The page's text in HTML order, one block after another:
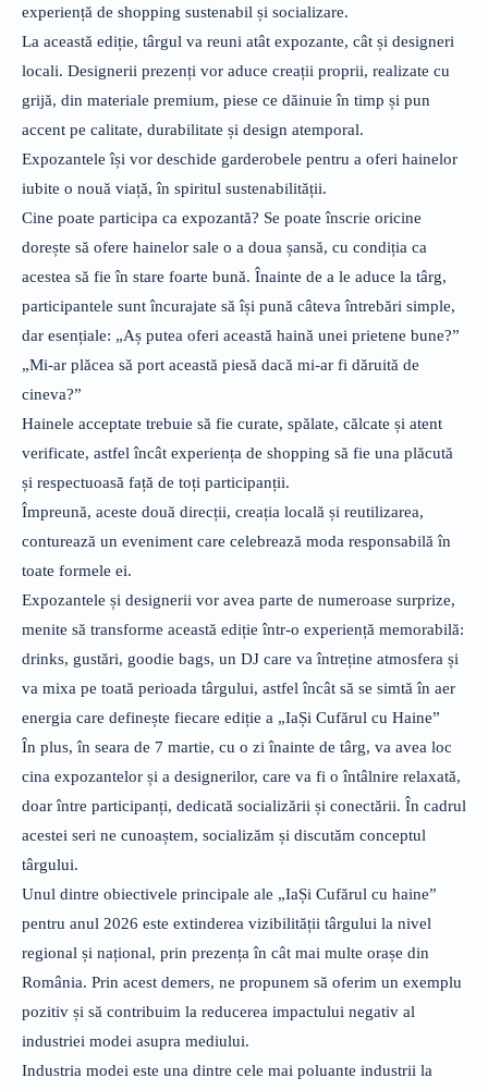
experiență de shopping sustenabil și socializare.
La această ediție, târgul va reuni atât expozante, cât și designeri
locali. Designerii prezenți vor aduce creații proprii, realizate cu
grijă, din materiale premium, piese ce dăinuie în timp și pun
accent pe calitate, durabilitate și design atemporal.
Expozantele își vor deschide garderobele pentru a oferi hainelor
iubite o nouă viață, în spiritul sustenabilității.
Cine poate participa ca expozantă? Se poate înscrie oricine
dorește să ofere hainelor sale o a doua șansă, cu condiția ca
acestea să fie în stare foarte bună. Înainte de a le aduce la târg,
participantele sunt încurajate să își pună câteva întrebări simple,
dar esențiale: „Aș putea oferi această haină unei prietene bune?”
„Mi-ar plăcea să port această piesă dacă mi-ar fi dăruită de
cineva?”
Hainele acceptate trebuie să fie curate, spălate, călcate și atent
verificate, astfel încât experiența de shopping să fie una plăcută
și respectuoasă față de toți participanții.
Împreună, aceste două direcții, creația locală și reutilizarea,
conturează un eveniment care celebrează moda responsabilă în
toate formele ei.
Expozantele și designerii vor avea parte de numeroase surprize,
menite să transforme această ediție într-o experiență memorabilă:
drinks, gustări, goodie bags, un DJ care va întreține atmosfera și
va mixa pe toată perioada târgului, astfel încât să se simtă în aer
energia care definește fiecare ediție a „IaȘi Cufărul cu Haine”
În plus, în seara de 7 martie, cu o zi înainte de târg, va avea loc
cina expozantelor și a designerilor, care va fi o întâlnire relaxată,
doar între participanți, dedicată socializării și conectării. În cadrul
acestei seri ne cunoaștem, socializăm și discutăm conceptul
târgului.
Unul dintre obiectivele principale ale „IaȘi Cufărul cu haine”
pentru anul 2026 este extinderea vizibilității târgului la nivel
regional și național, prin prezența în cât mai multe orașe din
România. Prin acest demers, ne propunem să oferim un exemplu
pozitiv și să contribuim la reducerea impactului negativ al
industriei modei asupra mediului.
Industria modei este una dintre cele mai poluante industrii la